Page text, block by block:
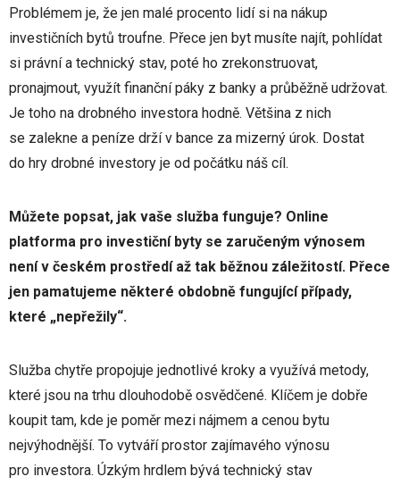
Problémem je, že jen malé procento lidí si na nákup
investičních bytů troufne. Přece jen byt musíte najít, pohlídat
si právní a technický stav, poté ho zrekonstruovat,
pronajmout, využít finanční páky z banky a průběžně udržovat.
Je toho na drobného investora hodně. Většina z nich
se zalekne a peníze drží v bance za mizerný úrok. Dostat
do hry drobné investory je od počátku náš cíl.
Můžete popsat, jak vaše služba funguje? Online
platforma pro investiční byty se zaručeným výnosem
není v českém prostředí až tak běžnou záležitostí. Přece
jen pamatujeme některé obdobně fungující případy,
které „nepřežily“.
Služba chytře propojuje jednotlivé kroky a využívá metody,
které jsou na trhu dlouhodobě osvědčené. Klíčem je dobře
koupit tam, kde je poměr mezi nájmem a cenou bytu
nejvýhodnější. To vytváří prostor zajímavého výnosu
pro investora. Úzkým hrdlem bývá technický stav